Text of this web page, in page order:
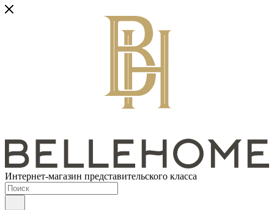
Интернет-магазин представительского класса